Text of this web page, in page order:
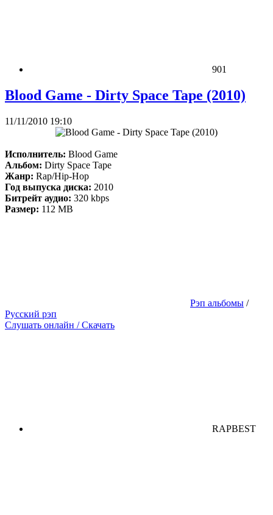
901
Blood Game - Dirty Space Tape (2010)
11/11/2010 19:10
Исполнитель: Blood Game
Альбом: Dirty Space Tape
Жанр: Rap/Hip-Hop
Год выпуска диска: 2010
Битрейт аудио: 320 kbps
Размер: 112 MB
Рэп альбомы /
Русский рэп
Слушать онлайн / Скачать
RAPBEST